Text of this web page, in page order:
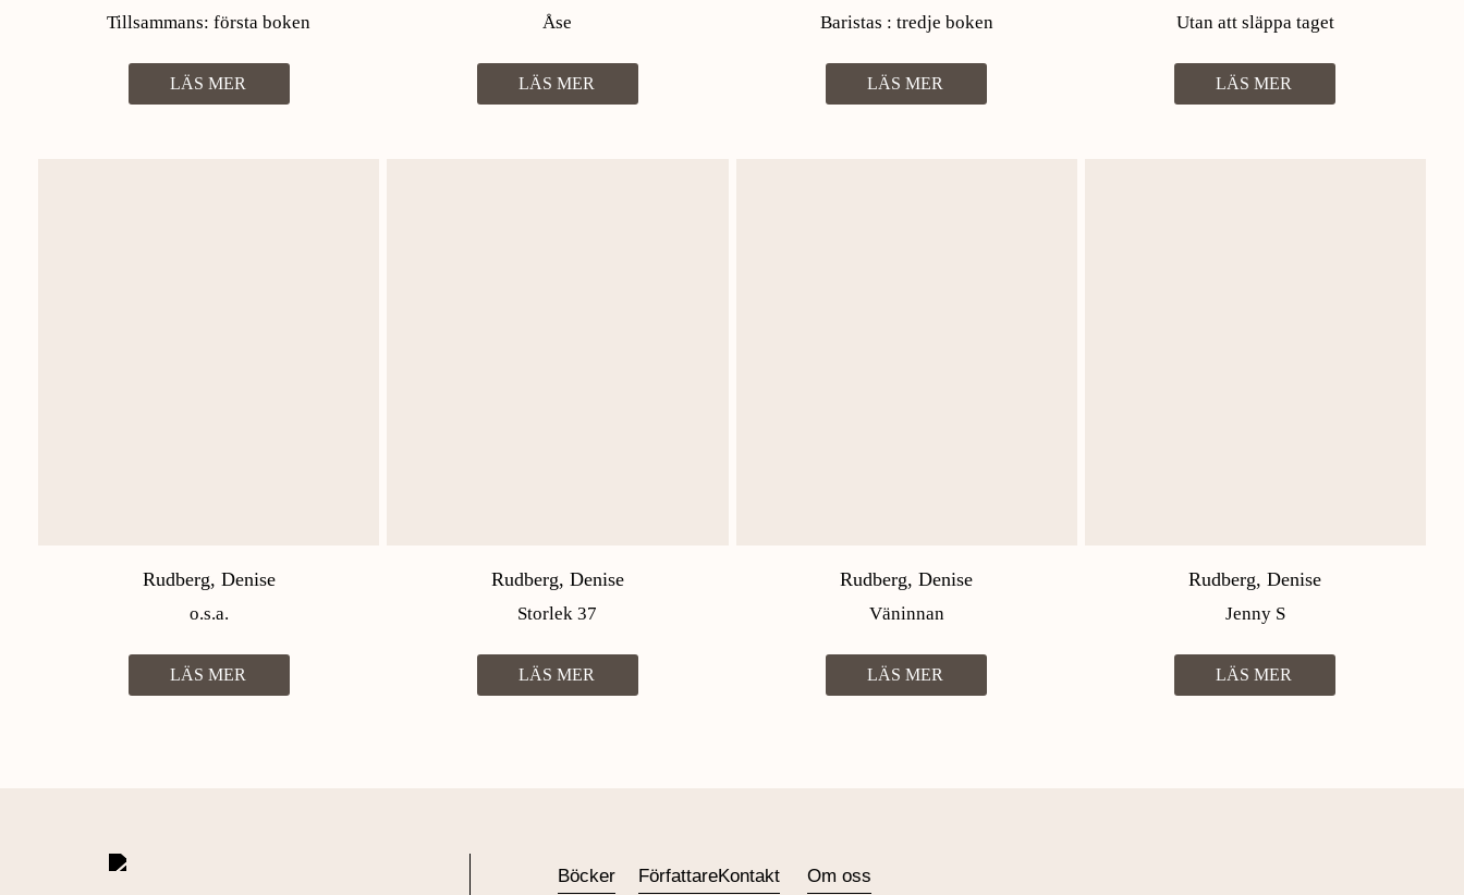
Tillsammans: första boken
LÄS MER
Åse
LÄS MER
Baristas : tredje boken
LÄS MER
Utan att släppa taget
LÄS MER
Rudberg, Denise
o.s.a.
LÄS MER
Rudberg, Denise
Storlek 37
LÄS MER
Rudberg, Denise
Väninnan
LÄS MER
Rudberg, Denise
Jenny S
LÄS MER
Böcker FörfattareKontakt Om oss